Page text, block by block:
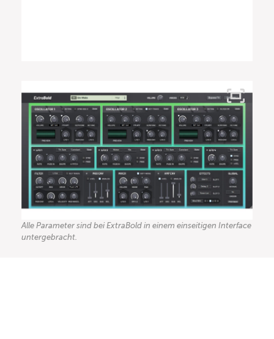
Alle Parameter sind bei ExtraBold in einem einseitigen Interface
untergebracht.